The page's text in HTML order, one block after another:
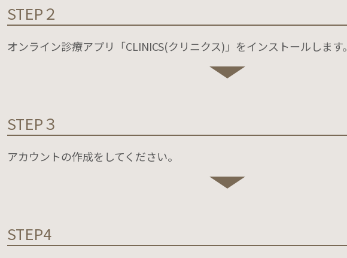
STEP２
オンライン診療アプリ「CLINICS(クリニクス)」をインストールします。
STEP３
アカウントの作成をしてください。
STEP4